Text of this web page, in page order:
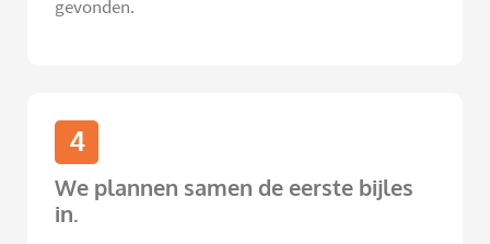
gevonden.
4
We plannen samen de eerste bijles
in.